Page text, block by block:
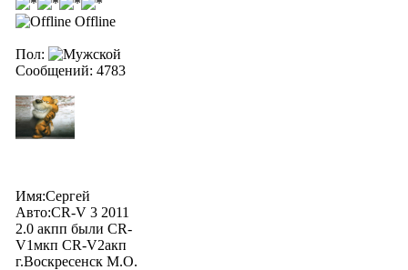
Offline
Пол:
Сообщений: 4783
Имя:Сергей
Авто:CR-V 3 2011
2.0 акпп были CR-
V1мкп CR-V2акп
г.Воскресенск М.О.